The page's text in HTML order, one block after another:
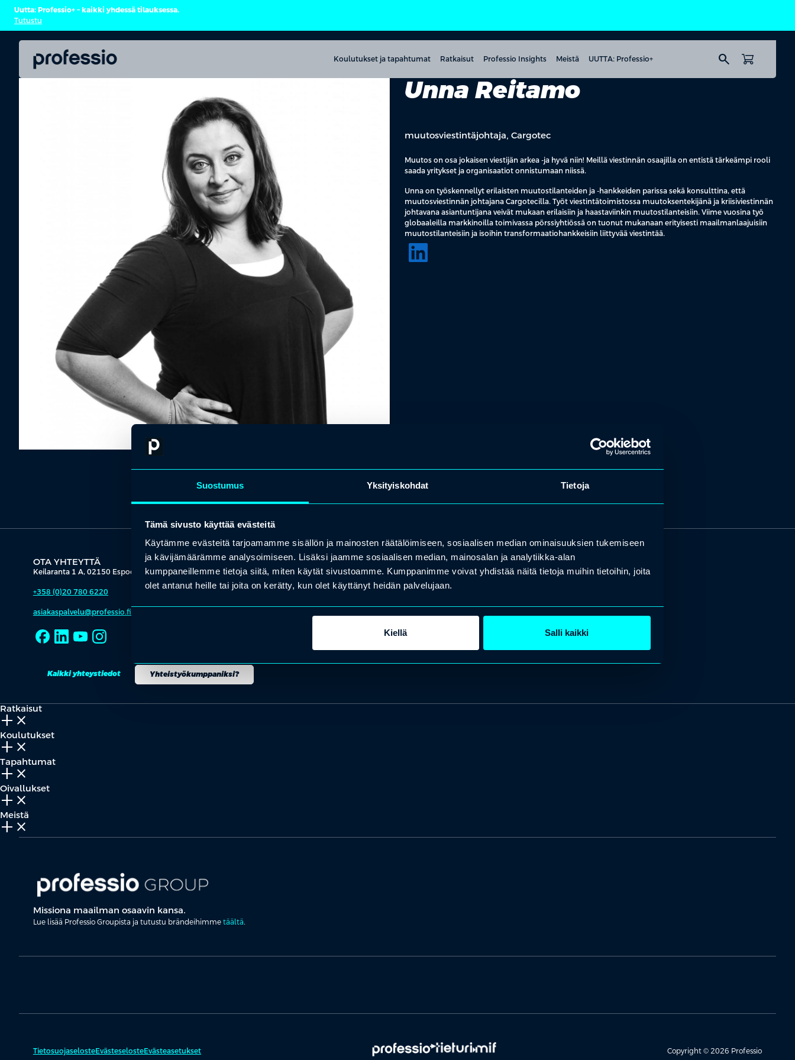
Suostumus Yksityiskohdat Tietoja
Tämä sivusto käyttää evästeitä
Käytämme evästeitä tarjoamamme sisällön ja mainosten räätälöimiseen, sosiaalisen median ominaisuuksien tukemiseen
ja kävijämäärämme analysoimiseen. Lisäksi jaamme sosiaalisen median, mainosalan ja analytiikka-alan
kumppaneillemme tietoja siitä, miten käytät sivustoamme. Kumppanimme voivat yhdistää näitä tietoja muihin tietoihin, joita
olet antanut heille tai joita on kerätty, kun olet käyttänyt heidän palvelujaan.
Kiellä Salli kaikki
Uutta: Professio+ – kaikki yhdessä tilauksessa.
Tutustu
Koulutukset ja tapahtumat Ratkaisut Professio Insights Meistä UUTTA: Professio+ search
Unna Reitamo
muutosviestintäjohtaja, Cargotec
Muutos on osa jokaisen viestijän arkea -ja hyvä niin! Meillä viestinnän osaajilla on entistä tärkeämpi rooli
saada yritykset ja organisaatiot onnistumaan niissä.
Unna on työskennellyt erilaisten muutostilanteiden ja -hankkeiden parissa sekä konsulttina, että
muutosviestinnän johtajana Cargotecilla. Työt viestintätoimistossa muutoksentekijänä ja kriisiviestinnän
johtavana asiantuntijana veivät mukaan erilaisiin ja haastaviinkin muutostilanteisiin. Viime vuosina työ
globaaleilla markkinoilla toimivassa pörssiyhtiössä on tuonut mukanaan erityisesti maailmanlaajuisiin
muutostilanteisiin ja isoihin transformaatiohankkeisiin liittyvää viestintää.
OTA YHTEYTTÄ
Keilaranta 1 A, 02150 Espoo
+358 (0)20 780 6220
asiakaspalvelu@professio.fi
Kaikki yhteystiedot Yhteistyökumppaniksi?
Ratkaisut
add_2 close
Koulutukset
add_2 close
Tapahtumat
add_2 close
Oivallukset
add_2 close
Meistä
add_2 close
Missiona maailman osaavin kansa.
Lue lisää Professio Groupista ja tutustu brändeihimme täältä.
TietosuojaselosteEvästeselosteEvästeasetukset Copyright © 2026 Professio